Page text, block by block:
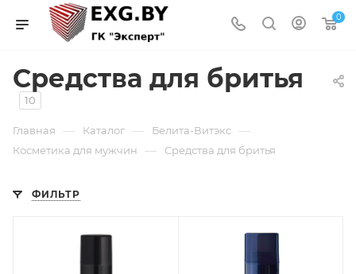
0
Средства для бритья
10
Главная — Каталог — Белита-Витэкс —
Косметика для мужчин — Средства для бритья
ФИЛЬТР